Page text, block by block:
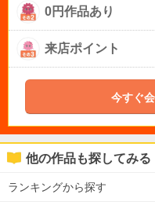
0円作品あり
来店ポイント
今すぐ
他の作品も探してみる
ランキングから探す